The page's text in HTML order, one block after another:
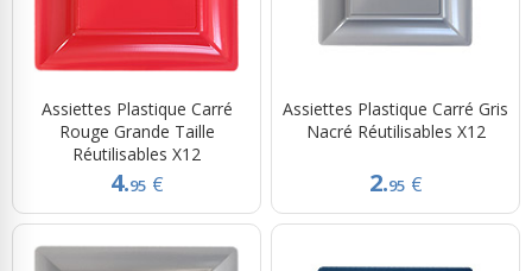
Assiettes Plastique Carré
Rouge Grande Taille
Réutilisables X12
4.95 €
Assiettes Plastique Carré Gris
Nacré Réutilisables X12
2.95 €